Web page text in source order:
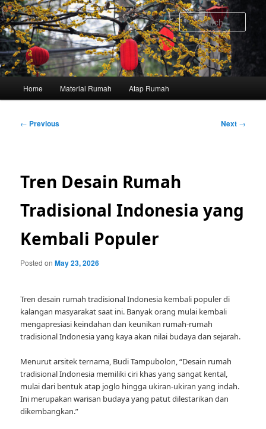
Skip
to
primary
content
Home Material Rumah Atap Rumah
Post
← Previous Next →
Tren Desain Rumah
Tradisional Indonesia yang
Kembali Populer
Posted onMay 23, 2026
Tren desain rumah tradisional Indonesia kembali populer di
kalangan masyarakat saat ini. Banyak orang mulai kembali
mengapresiasi keindahan dan keunikan rumah-rumah
tradisional Indonesia yang kaya akan nilai budaya dan sejarah.
Menurut arsitek ternama, Budi Tampubolon, “Desain rumah
tradisional Indonesia memiliki ciri khas yang sangat kental,
mulai dari bentuk atap joglo hingga ukiran-ukiran yang indah.
Ini merupakan warisan budaya yang patut dilestarikan dan
dikembangkan.”